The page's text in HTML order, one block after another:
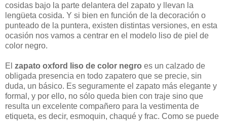
cosidas bajo la parte delantera del zapato y llevan la
lengüeta cosida. Y si bien en función de la decoración o
punteado de la puntera, existen distintas versiones, en esta
ocasión nos vamos a centrar en el modelo liso de piel de
color negro.
El zapato oxford liso de color negro es un calzado de
obligada presencia en todo zapatero que se precie, sin
duda, un básico. Es seguramente el zapato más elegante y
formal, y por ello, no sólo queda bien con traje sino que
resulta un excelente compañero para la vestimenta de
etiqueta, es decir, esmoquin, chaqué y frac. Como se puede